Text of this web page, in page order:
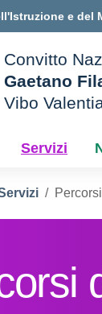
e del
Convitto
Gaetano
Vibo
Servizi